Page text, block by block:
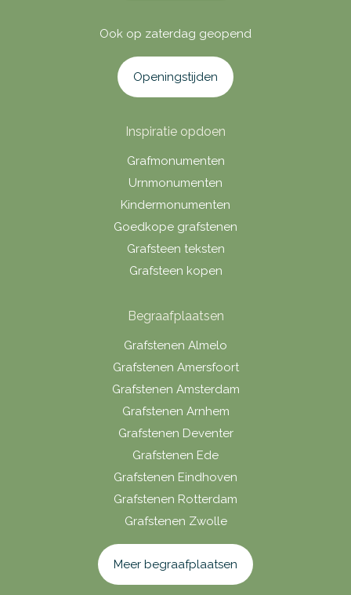
Ook op zaterdag geopend
Openingstijden
Inspiratie opdoen
Grafmonumenten
Urnmonumenten
Kindermonumenten
Goedkope grafstenen
Grafsteen teksten
Grafsteen kopen
Begraafplaatsen
Grafstenen Almelo
Grafstenen Amersfoort
Grafstenen Amsterdam
Grafstenen Arnhem
Grafstenen Deventer
Grafstenen Ede
Grafstenen Eindhoven
Grafstenen Rotterdam
Grafstenen Zwolle
Meer begraafplaatsen